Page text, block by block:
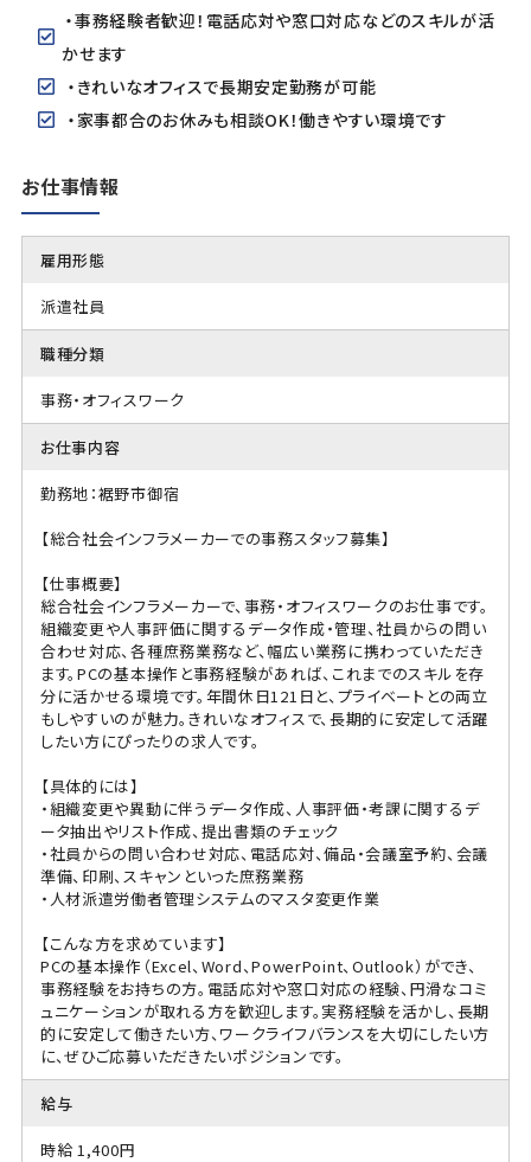
・事務経験者歓迎！電話応対や窓口対応などのスキルが活
かせます
・きれいなオフィスで長期安定勤務が可能
・家事都合のお休みも相談OK！働きやすい環境です
お仕事情報
雇用形態
派遣社員
職種分類
事務・オフィスワーク
お仕事内容
勤務地：裾野市御宿
【総合社会インフラメーカーでの事務スタッフ募集】
【仕事概要】
総合社会インフラメーカーで、事務・オフィスワークのお仕事です。
組織変更や人事評価に関するデータ作成・管理、社員からの問い
合わせ対応、各種庶務業務など、幅広い業務に携わっていただき
ます。PCの基本操作と事務経験があれば、これまでのスキルを存
分に活かせる環境です。年間休日121日と、プライベートとの両立
もしやすいのが魅力。きれいなオフィスで、長期的に安定して活躍
したい方にぴったりの求人です。
【具体的には】
・組織変更や異動に伴うデータ作成、人事評価・考課に関するデ
ータ抽出やリスト作成、提出書類のチェック
・社員からの問い合わせ対応、電話応対、備品・会議室予約、会議
準備、印刷、スキャンといった庶務業務
・人材派遣労働者管理システムのマスタ変更作業
【こんな方を求めています】
PCの基本操作（Excel、Word、PowerPoint、Outlook）ができ、
事務経験をお持ちの方。電話応対や窓口対応の経験、円滑なコミ
ュニケーションが取れる方を歓迎します。実務経験を活かし、長期
的に安定して働きたい方、ワークライフバランスを大切にしたい方
に、ぜひご応募いただきたいポジションです。
給与
時給 1,400円